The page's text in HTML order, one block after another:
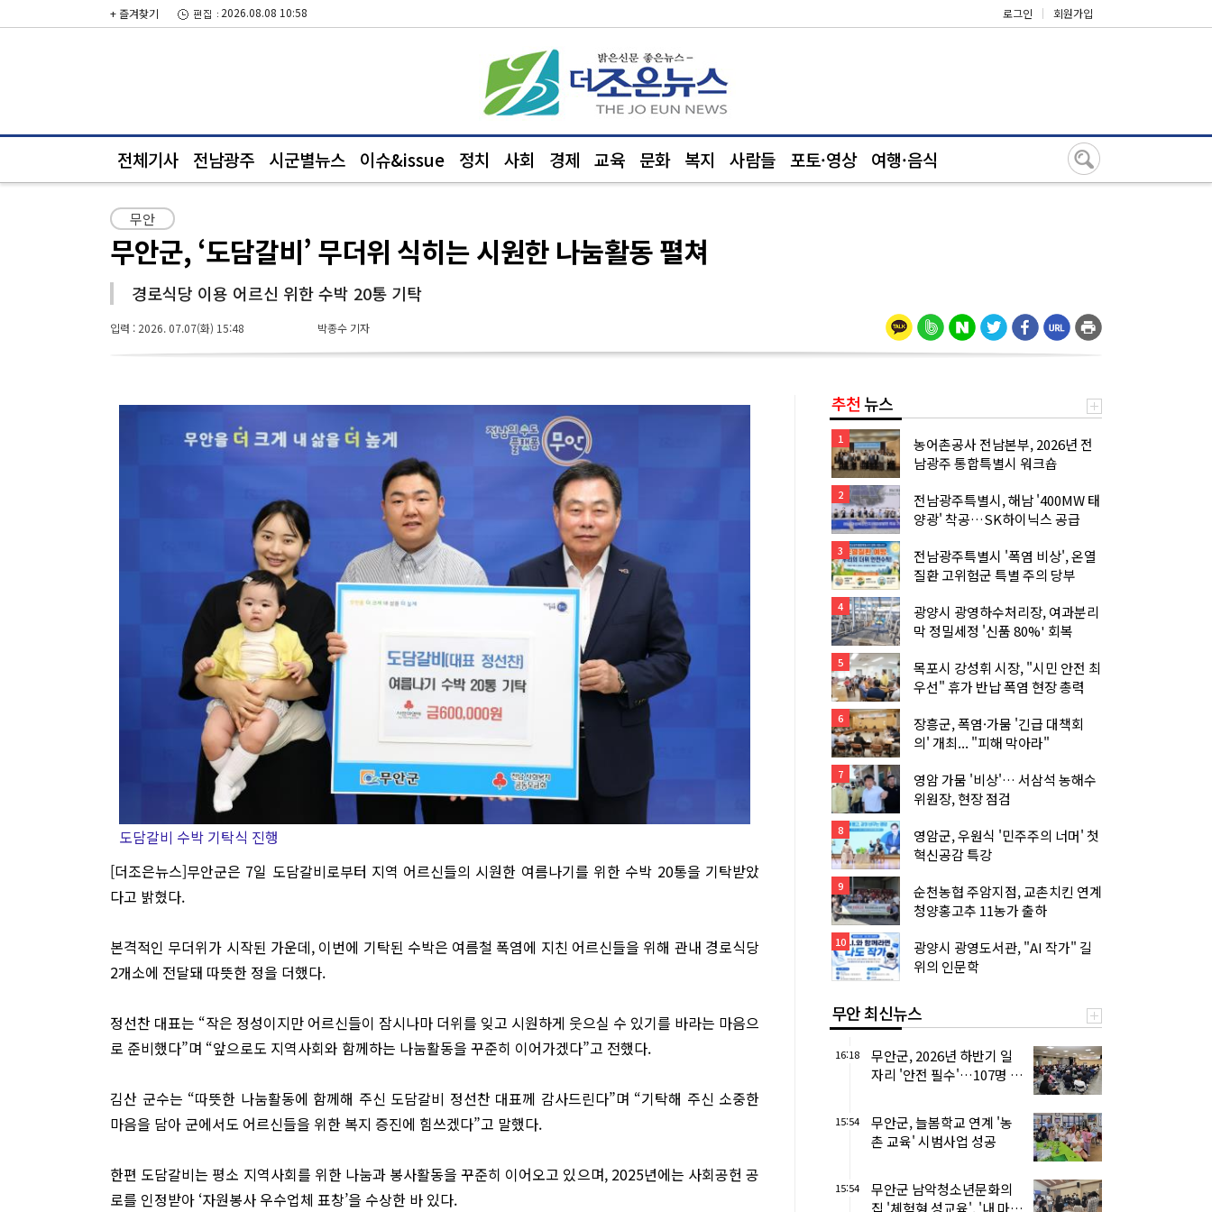
+ 즐겨찾기 2026.08.08 10:58 로그인 | 회원가입
전체기사 전남광주 시군별뉴스 이슈&issue 정치 사회 경제 교육 문화 복지 사람들 포토·영상 여행·음식
무안
무안군, ‘도담갈비’ 무더위 식히는 시원한 나눔활동 펼쳐
경로식당 이용 어르신 위한 수박 20통 기탁
입력 : 2026. 07.07(화) 15:48 박종수 기자
도담갈비 수박 기탁식 진행
[더조은뉴스]무안군은 7일 도담갈비로부터 지역 어르신들의 시원한 여름나기를 위한 수박 20통을 기탁받았
다고 밝혔다.
본격적인 무더위가 시작된 가운데, 이번에 기탁된 수박은 여름철 폭염에 지친 어르신들을 위해 관내 경로식당
2개소에 전달돼 따뜻한 정을 더했다.
정선찬 대표는 “작은 정성이지만 어르신들이 잠시나마 더위를 잊고 시원하게 웃으실 수 있기를 바라는 마음으
로 준비했다”며 “앞으로도 지역사회와 함께하는 나눔활동을 꾸준히 이어가겠다”고 전했다.
김산 군수는 “따뜻한 나눔활동에 함께해 주신 도담갈비 정선찬 대표께 감사드린다”며 “기탁해 주신 소중한
마음을 담아 군에서도 어르신들을 위한 복지 증진에 힘쓰겠다”고 말했다.
한편 도담갈비는 평소 지역사회를 위한 나눔과 봉사활동을 꾸준히 이어오고 있으며, 2025년에는 사회공헌 공
로를 인정받아 ‘자원봉사 우수업체 표창’을 수상한 바 있다.
추천뉴스
1
농어촌공사 전남본부, 2026년 전
남광주 통합특별시 워크숍
2
전남광주특별시, 해남 '400MW 태
양광' 착공…SK하이닉스 공급
3
전남광주특별시 '폭염 비상', 온열
질환 고위험군 특별 주의 당부
4
광양시 광영하수처리장, 여과분리
막 정밀세정 '신품 80%' 회복
5
목포시 강성휘 시장, "시민 안전 최
우선" 휴가 반납 폭염 현장 총력
6
장흥군, 폭염·가뭄 '긴급 대책회
의' 개최... "피해 막아라"
7
영암 가뭄 '비상'… 서삼석 농해수
위원장, 현장 점검
8
영암군, 우원식 '민주주의 너머' 첫
혁신공감 특강
9
순천농협 주암지점, 교촌치킨 연계
청양홍고추 11농가 출하
10
광양시 광영도서관, "AI 작가" 길
위의 인문학
무안 최신뉴스
16:18
무안군, 2026년 하반기 일
자리 '안전 필수'…107명 교
15:54
무안군, 늘봄학교 연계 '농
촌 교육' 시범사업 성공
15:54
무안군 남악청소년문화의
집 '체험형 성교육', '내 마음